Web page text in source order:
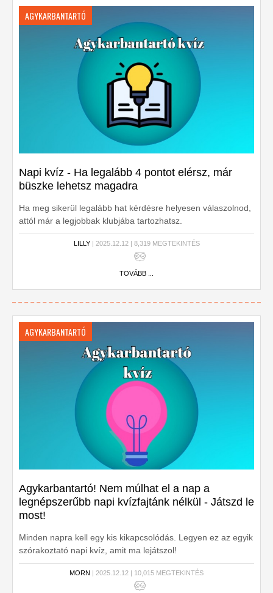
AGYKARBANTARTÓ
Napi kvíz - Ha legalább 4 pontot elérsz, már
büszke lehetsz magadra
Ha meg sikerül legalább hat kérdésre helyesen válaszolnod,
attól már a legjobbak klubjába tartozhatsz.
LILLY| 2025.12.12 | 8,319 MEGTEKINTÉS
TOVÁBB ...
AGYKARBANTARTÓ
Agykarbantartó! Nem múlhat el a nap a
legnépszerűbb napi kvízfajtánk nélkül - Játszd le
most!
Minden napra kell egy kis kikapcsolódás. Legyen ez az egyik
szórakoztató napi kvíz, amit ma lejátszol!
MORN | 2025.12.12 | 10,015 MEGTEKINTÉS